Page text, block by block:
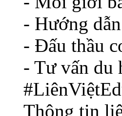
- Hướng
- Đấu thầu
- Tư vấn du
Thông tin